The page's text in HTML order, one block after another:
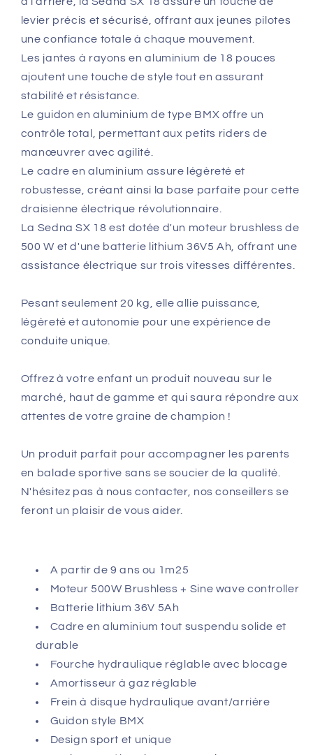
levier précis et sécurisé, offrant aux jeunes pilotes
une confiance totale à chaque mouvement.
Les jantes à rayons en aluminium de 18 pouces
ajoutent une touche de style tout en assurant
stabilité et résistance.
Le guidon en aluminium de type BMX offre un
contrôle total, permettant aux petits riders de
manœuvrer avec agilité.
Le cadre en aluminium assure légèreté et
robustesse, créant ainsi la base parfaite pour cette
draisienne électrique révolutionnaire.
La Sedna SX 18 est dotée d'un moteur brushless de
500 W et d'une batterie lithium 36V5 Ah, offrant une
assistance électrique sur trois vitesses différentes.
Pesant seulement 20 kg, elle allie puissance,
légèreté et autonomie pour une expérience de
conduite unique.
Offrez à votre enfant un produit nouveau sur le
marché, haut de gamme et qui saura répondre aux
attentes de votre graine de champion !
Un produit parfait pour accompagner les parents
en balade sportive sans se soucier de la qualité.
N'hésitez pas à nous contacter, nos conseillers se
feront un plaisir de vous aider.
A partir de 9 ans ou 1m25
Moteur 500W Brushless + Sine wave controller
Batterie lithium 36V 5Ah
Cadre en aluminium tout suspendu solide et
durable
Fourche hydraulique réglable avec blocage
Amortisseur à gaz réglable
Frein à disque hydraulique avant/arrière
Guidon style BMX
Design sport et unique